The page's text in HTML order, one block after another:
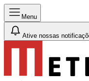
Menu
Ative nossas